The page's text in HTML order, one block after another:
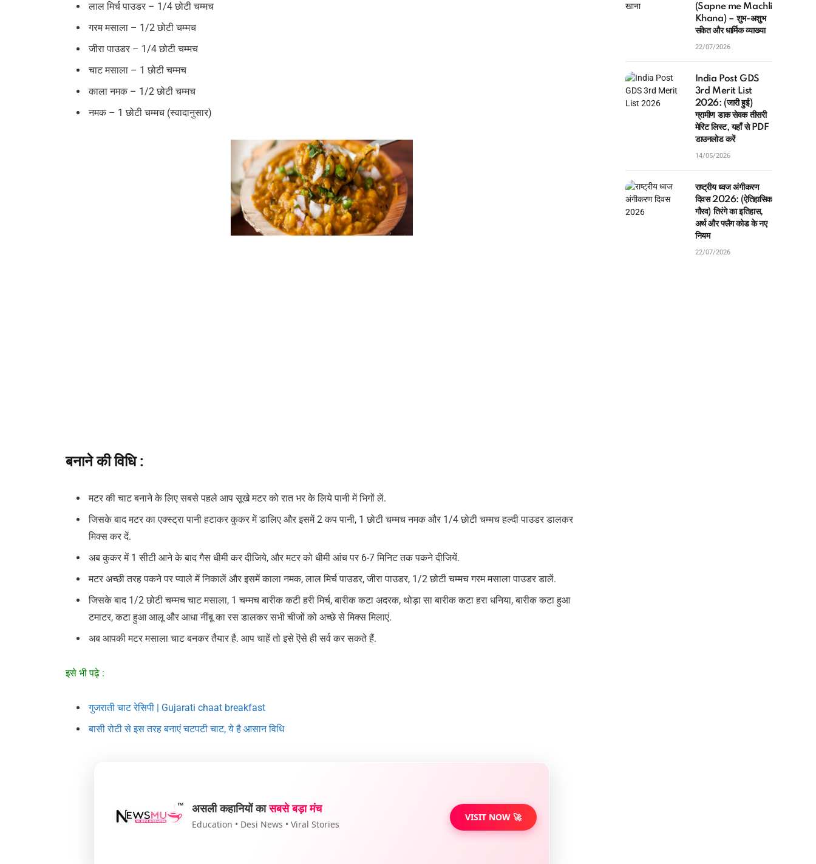
लाल मिर्च पाउडर – 1/4 छोटी चम्मच
गरम मसाला – 1/2 छोटी चम्मच
जीरा पाउडर – 1/4 छोटी चम्मच
चाट मसाला – 1 छोटी चम्मच
काला नमक – 1/2 छोटी चम्मच
नमक – 1 छोटी चम्मच (स्वादानुसार)
बनाने की विधि :
मटर की चाट बनाने के लिए सबसे पहले आप सूखे मटर को रात भर के लिये पानी में भिगों लें.
जिसके बाद मटर का एक्स्ट्रा पानी हटाकर कुकर में डालिए और इसमें 2 कप पानी, 1 छोटी चम्मच नमक और 1/4 छोटी चम्मच हल्दी पाउडर डालकर
मिक्स कर दें.
अब कुकर में 1 सीटी आने के बाद गैस धीमी कर दीजिये, और मटर को धीमी आंच पर 6-7 मिनिट तक पकने दीजियें.
मटर अच्छी तरह पकने पर प्याले में निकालें और इसमें काला नमक, लाल मिर्च पाउडर, जीरा पाउडर, 1/2 छोटी चम्मच गरम मसाला पाउडर डालें.
जिसके बाद 1/2 छोटी चम्मच चाट मसाला, 1 चम्मच बारीक कटी हरी मिर्च, बारीक कटा अदरक, थोड़ा सा बारीक कटा हरा धनिया, बारीक कटा हुआ
टमाटर, कटा हुआ आलू और आधा नींबू का रस डालकर सभी चीजों को अच्छे से मिक्स मिलाएं.
अब आपकी मटर मसाला चाट बनकर तैयार है. आप चाहें तो इसे ऎसे ही सर्व कर सकते हैं.
इसे भी पढ़े :
गुजराती चाट रेसिपी | Gujarati chaat breakfast
बासी रोटी से इस तरह बनाएं चटपटी चाट, ये है आसान विधि
असली कहानियों कासबसे बड़ा मंच
Education • Desi News • Viral Stories
VISIT NOW 🚀
(Sapne me Machli
Khana) – शुभ-अशुभ
संकेत और धार्मिक व्याख्या
22/07/2026
India Post GDS
3rd Merit List
2026: (जारी हुई)
ग्रामीण डाक सेवक तीसरी
मेरिट लिस्ट, यहाँ से PDF
डाउनलोड करें
14/05/2026
राष्ट्रीय ध्वज अंगीकरण
दिवस 2026: (ऐतिहासिक
गौरव) तिरंगे का इतिहास,
अर्थ और फ्लैग कोड के नए
नियम
22/07/2026